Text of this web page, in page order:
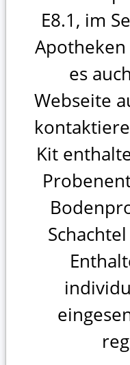
E8.1, im
es
Webseite
Kit